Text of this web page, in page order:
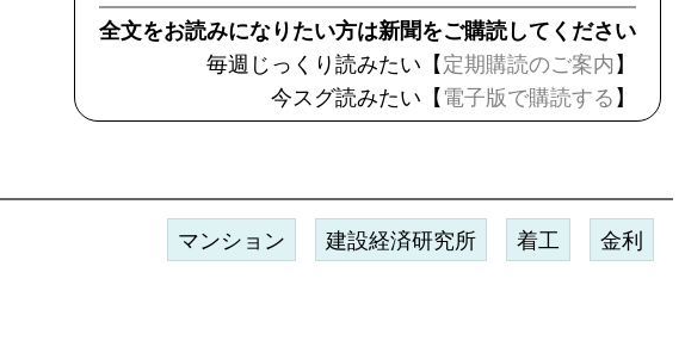
全文をお読みになりたい方は新聞をご購読してください
毎週じっくり読みたい【 定期購読のご案内 】
今スグ読みたい【 電子版で購読する 】
マンション 建設経済研究所 着工 金利